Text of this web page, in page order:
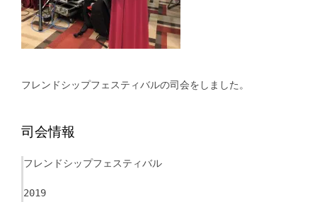
フレンドシップフェスティバルの司会をしました。
司会情報
フレンドシップフェスティバル
2019